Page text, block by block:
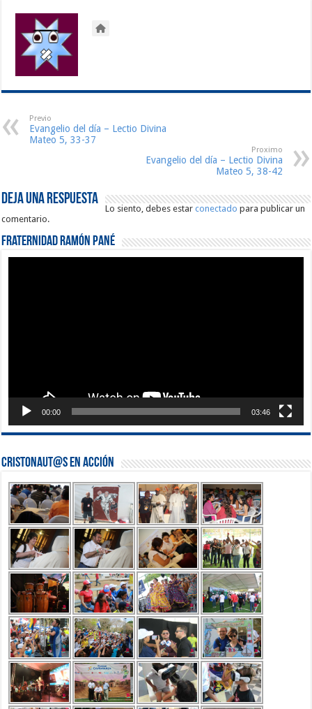
Previo
Evangelio del día – Lectio Divina
Mateo 5, 33-37
Proximo
Evangelio del día – Lectio Divina
Mateo 5, 38-42
Deja una respuesta
Lo siento, debes estarconectado para publicar un
comentario.
Fraternidad Ramón Pané
00:00 03:46
Cristonaut@s en Acción